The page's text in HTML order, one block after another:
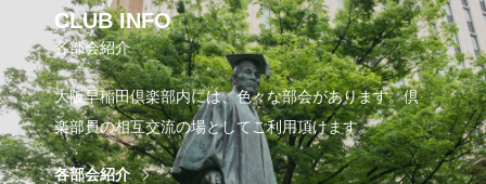
CLUB INFO
各部会紹介
大阪早稲田倶楽部内には、色々な部会があります。倶
楽部員の相互交流の場としてご利用頂けます。
各部会紹介